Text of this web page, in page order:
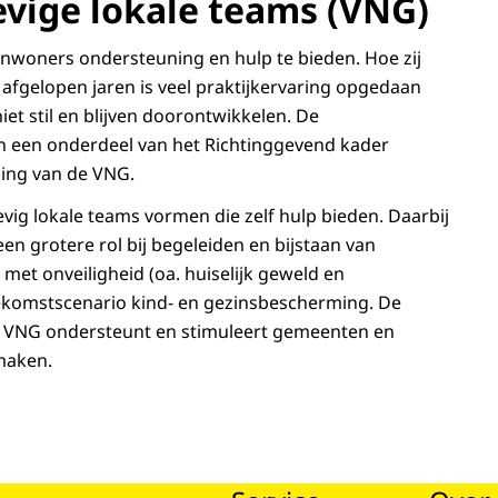
potentie te realiseren.
over basisfuncties van
die wordt gevraagd van
teams. Dit wordt inzichtelijk gemaakt aan de hand
teams in huis zouden moeten hebben, zoals
over toegevoegde waarde en
maart 2022)
ondersteuning en hulp te bieden. Hoe zij
jaren is veel praktijkervaring opgedaan
stil en blijven doorontwikkelen. De
onderdeel van het Richtinggevend kader
van de VNG.
lokale teams vormen die zelf hulp bieden. Daarbij
grotere rol bij begeleiden en bijstaan van
onveiligheid (oa. huiselijk geweld en
kind- en gezinsbescherming. De
VNG ondersteunt en stimuleert gemeenten en